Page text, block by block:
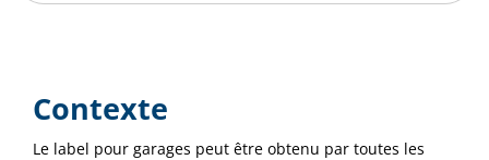
Contexte
Le label pour garages peut être obtenu par toutes les